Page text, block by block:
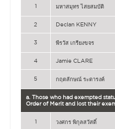
1 มหาสมุทร ไสยสมบัติ
2 Declan KENNY
3 พีรวัส เกรียงขจร
4 Jamie CLARE
5 กฤตลักษณ์ ระดารงค์
a. Those who had exempted
Order of Merit and lost their
1 วงศกร พิกุลสวัสดิ์